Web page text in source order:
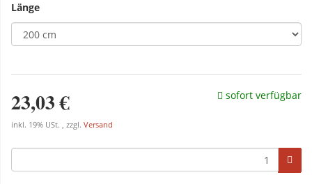
Länge
23,03 €
inkl. 19% USt. , zzgl. Versand
sofort verfügbar